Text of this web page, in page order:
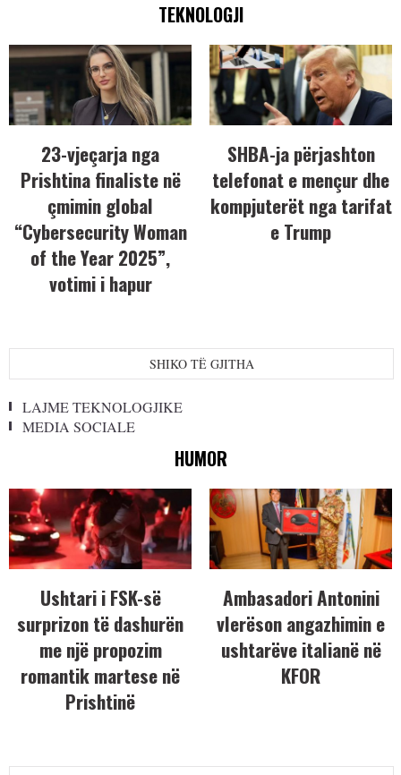
TEKNOLOGJI
23-vjeçarja nga
Prishtina finaliste në
çmimin global
“Cybersecurity Woman
of the Year 2025”,
votimi i hapur
SHBA-ja përjashton
telefonat e mençur dhe
kompjuterët nga tarifat
e Trump
SHIKO TË GJITHA
LAJME TEKNOLOGJIKE
MEDIA SOCIALE
HUMOR
Ushtari i FSK-së
surprizon të dashurën
me një propozim
romantik martese në
Prishtinë
Ambasadori Antonini
vlerëson angazhimin e
ushtarëve italianë në
KFOR